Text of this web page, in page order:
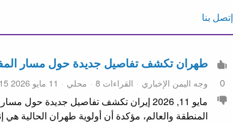
إتصل بنا
0
طهران تكشف تفاصيل جديدة حول مسار
وجه اليمن الإخباري القراءات 8 محلي 11 مايو 2026 12:15
مايو 11, 2026 إيران تكشف تفاصيل جديدة
المنطقة والعالم، مؤكدة أن أولوية طهران الحالية